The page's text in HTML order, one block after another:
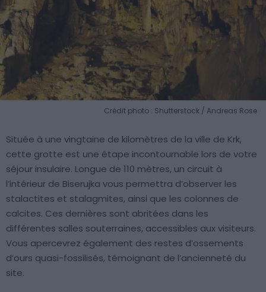
Crédit photo : Shutterstock / Andreas Rose
Située à une vingtaine de kilomètres de la ville de Krk,
cette grotte est une étape incontournable lors de votre
séjour insulaire. Longue de 110 mètres, un circuit à
l’intérieur de Biserujka vous permettra d’observer les
stalactites et stalagmites, ainsi que les colonnes de
calcites. Ces dernières sont abritées dans les
différentes salles souterraines, accessibles aux visiteurs.
Vous apercevrez également des restes d’ossements
d’ours quasi-fossilisés, témoignant de l’ancienneté du
site.